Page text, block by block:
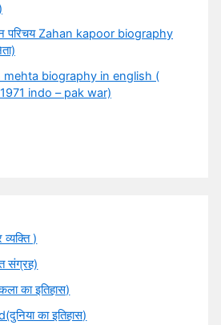
परिचय Zahan kapoor biography
mehta biography in english (
indo – pak war)
)
संग्रह)
का इतिहास)
का इतिहास)